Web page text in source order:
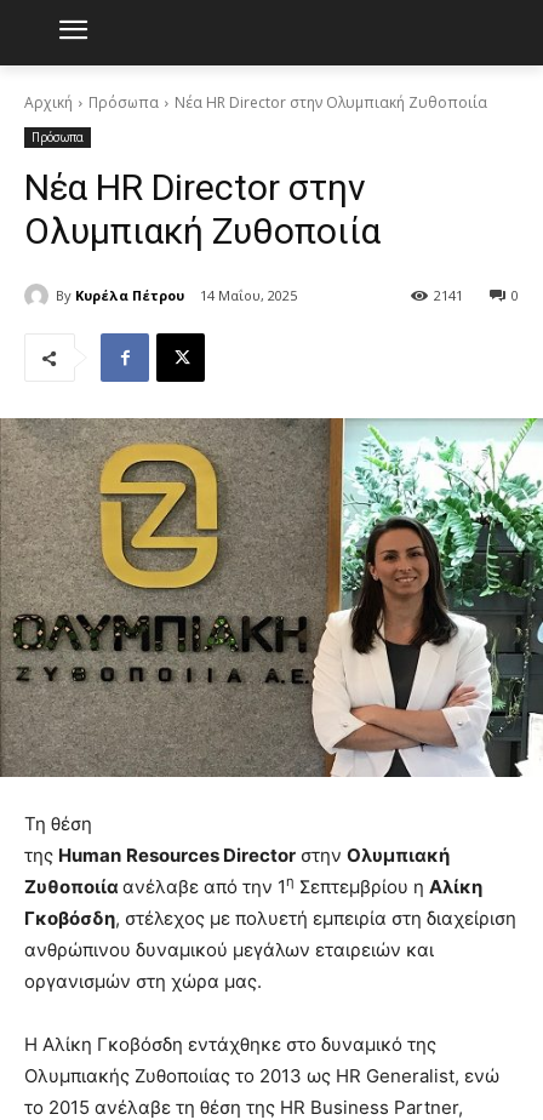
Αρχική Πρόσωπα Νέα HR Director στην Ολυμπιακή Ζυθοποιία
Πρόσωπα
Νέα HR Director στην
Ολυμπιακή Ζυθοποιία
By Kυρέλα Πέτρου 14 Μαΐου, 2025 0
2141
Τη θέση
της Human Resources Director στην Ολυμπιακή
Ζυθοποιία ανέλαβε από την 1η Σεπτεμβρίου η Αλίκη
Γκοβόσδη, στέλεχος με πολυετή εμπειρία στη διαχείριση
ανθρώπινου δυναμικού μεγάλων εταιρειών και
οργανισμών στη χώρα μας.
Η Αλίκη Γκοβόσδη εντάχθηκε στο δυναμικό της
Ολυμπιακής Ζυθοποιίας το 2013 ως HR Generalist, ενώ
το 2015 ανέλαβε τη θέση της HR Business Partner,